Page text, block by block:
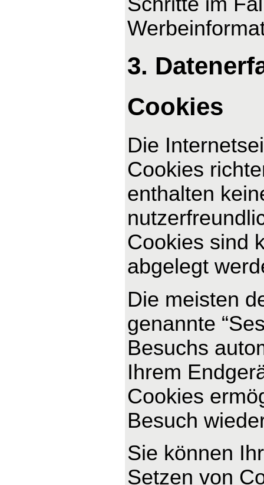
3.
Cookies
Die
Cookies
enthalten
Cookies sind
abgelegt
Die meisten
genannte
Besuchs
Ihrem
Cookies
Besuch
Sie können
Setzen von